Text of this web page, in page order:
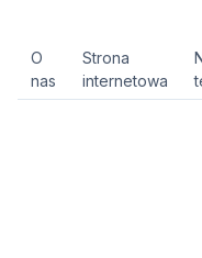
O
nas
Strona
internetowa